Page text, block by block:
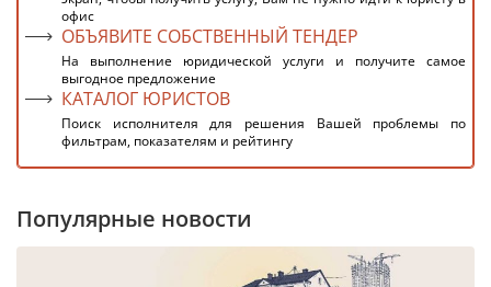
офис
ОБЪЯВИТЕ СОБСТВЕННЫЙ ТЕНДЕР
На выполнение юридической услуги и получите самое
выгодное предложение
КАТАЛОГ ЮРИСТОВ
Поиск исполнителя для решения Вашей проблемы по
фильтрам, показателям и рейтингу
Популярные новости